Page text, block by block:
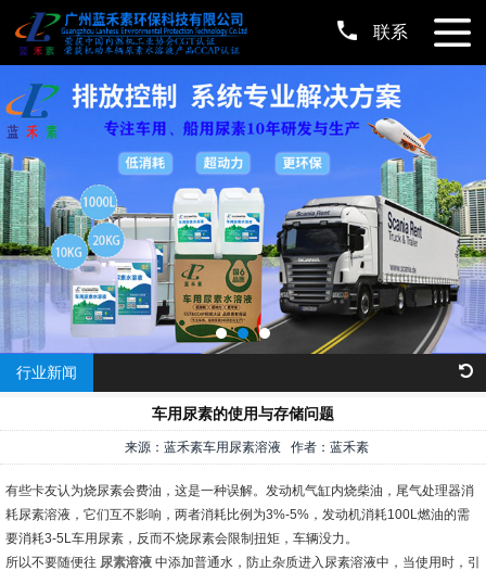
联系
行业新闻
车用尿素的使用与存储问题
来源：蓝禾素车用尿素溶液 作者：蓝禾素
有些卡友认为烧尿素会费油，这是一种误解。发动机气缸内烧柴油，尾气处理器消
耗尿素溶液，它们互不影响，两者消耗比例为3%-5%，发动机消耗100L燃油的需
要消耗3-5L车用尿素，反而不烧尿素会限制扭矩，车辆没力。
所以不要随便往 尿素溶液 中添加普通水，防止杂质进入尿素溶液中，当使用时，引